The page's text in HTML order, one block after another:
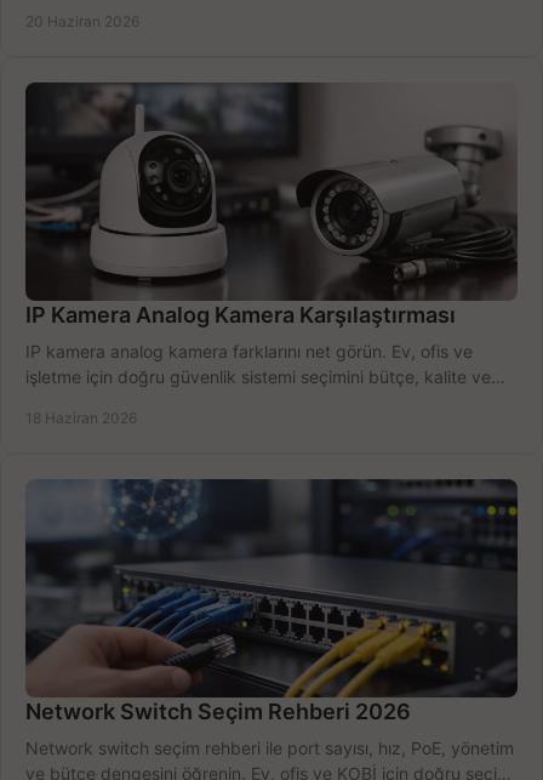
20 Haziran 2026
IP Kamera Analog Kamera Karşılaştırması
IP kamera analog kamera farklarını net görün. Ev, ofis ve
işletme için doğru güvenlik sistemi seçimini bütçe, kalite ve
18 Haziran 2026
Network Switch Seçim Rehberi 2026
Network switch seçim rehberi ile port sayısı, hız, PoE, yönetim
ve bütçe dengesini öğrenin. Ev, ofis ve KOBİ için doğru seçimi